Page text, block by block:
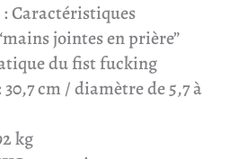
Caractéristiques
jointes en prière”
du fist fucking
cm / diamètre de 5,7 à
kg